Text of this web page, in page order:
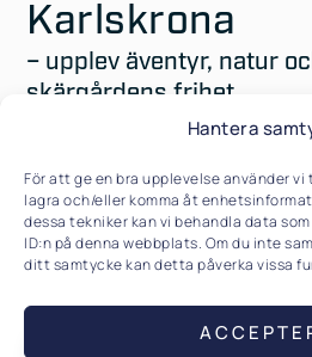
Hantera
För att ge en bra upplevelse använder
lagra och/eller komma åt
dessa tekniker kan vi behandla data
ID:n på denna webbplats. Om du inte
ditt samtycke kan detta påverka vissa
Karlskrona
– upplev äventyr, natur
skärgårdens frihet.